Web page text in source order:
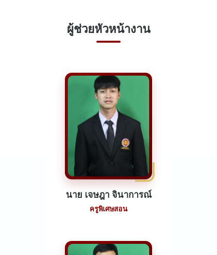
ผู้ช่วยหัวหน้างาน
นาย เจษฎา จินาการณ์
ครูพิเศษสอน